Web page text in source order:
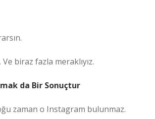
biraz fazla meraklıyız.
da Bir Sonuçtur
zaman o Instagram bulunmaz.